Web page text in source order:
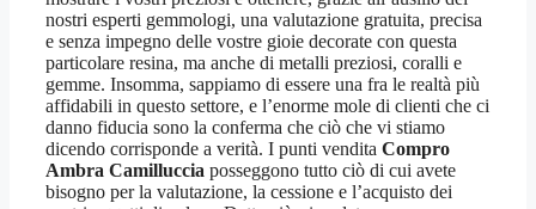
nostri esperti gemmologi, una valutazione gratuita, precisa
e senza impegno delle vostre gioie decorate con questa
particolare resina, ma anche di metalli preziosi, coralli e
gemme. Insomma, sappiamo di essere una fra le realtà più
affidabili in questo settore, e l’enorme mole di clienti che ci
danno fiducia sono la conferma che ciò che vi stiamo
dicendo corrisponde a verità. I punti vendita Compro
Ambra Camilluccia posseggono tutto ciò di cui avete
bisogno per la valutazione, la cessione e l’acquisto dei